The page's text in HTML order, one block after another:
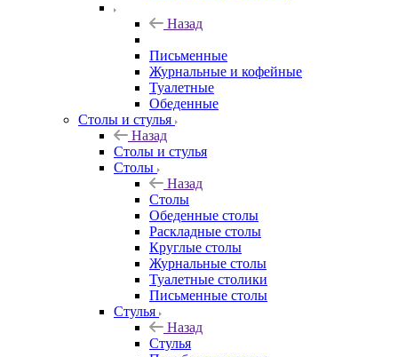
Назад
Письменные
Журнальные и кофейные
Туалетные
Обеденные
Столы и стулья
Назад
Столы и стулья
Столы
Назад
Столы
Обеденные столы
Раскладные столы
Круглые столы
Журнальные столы
Туалетные столики
Письменные столы
Стулья
Назад
Стулья